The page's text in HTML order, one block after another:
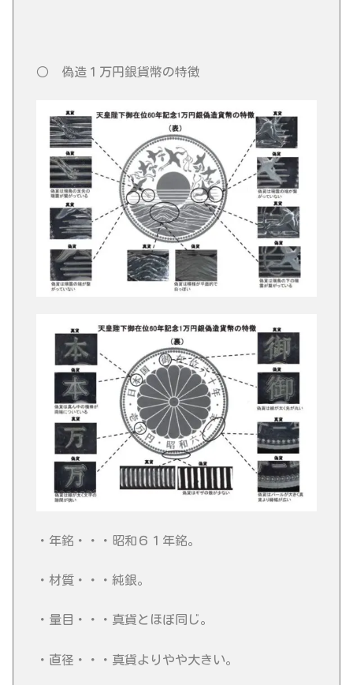
○ 偽造１万円銀貨幣の特徴
・年銘・・・昭和６１年銘。
・材質・・・純銀。
・量目・・・真貨とほぼ同じ。
・直径・・・真貨よりやや大きい。